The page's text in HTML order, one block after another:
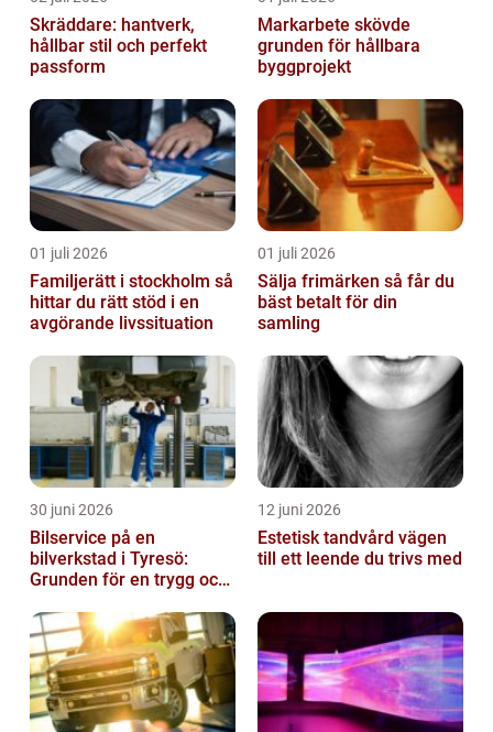
Skräddare: hantverk,
hållbar stil och perfekt
passform
Markarbete skövde
grunden för hållbara
byggprojekt
01 juli 2026
Familjerätt i stockholm så
hittar du rätt stöd i en
avgörande livssituation
01 juli 2026
Sälja frimärken så får du
bäst betalt för din
samling
30 juni 2026
Bilservice på en
bilverkstad i Tyresö:
Grunden för en trygg och
12 juni 2026
Estetisk tandvård vägen
till ett leende du trivs med